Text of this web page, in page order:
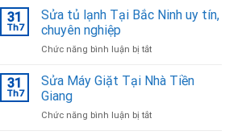
Ninh
Bếp
Bắc
31
Th7
Sửa tủ lạnh Tại Bắc Ninh uy tín,
chuyên nghiệp
Chức năng bình luận bị tắtở
tủ
Bắc
31
Th7
Sửa Máy Giặt Tại Nhà Tiền
Giang
Chức năng bình luận bị tắtở